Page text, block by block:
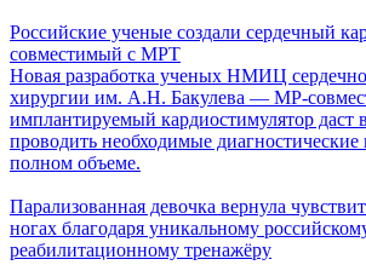
Российские ученые создали сердечный
совместимый с МРТ
Новая разработка ученых НМИЦ
хирургии им. А.Н. Бакулева — МР-
имплантируемый кардиостимулятор даст
проводить необходимые диагностические
полном объеме.
Парализованная девочка вернула
ногах благодаря уникальному
реабилитационному тренажёру